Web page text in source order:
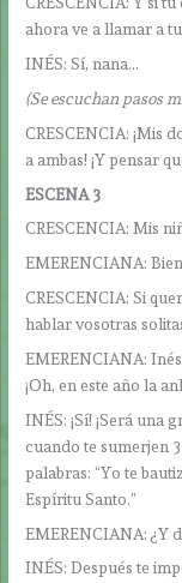
ahora ve a llamar a
INÉS: Sí, nana…
(Se escuchan pasos
CRESCENCIA: ¡Mis
a ambas! ¡Y pensar
ESCENA 3
CRESCENCIA: Mis
EMERENCIANA:
CRESCENCIA: Si
hablar vosotras
EMERENCIANA:
¡Oh, en este año la
INÉS: ¡Sí! ¡Será una
cuando te sumerjen
palabras: “Yo te
Espíritu Santo.”
EMERENCIANA: ¿Y
INÉS: Después te